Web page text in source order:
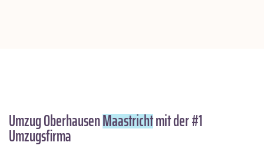
Umzug OberhausenMaastrichtmit der #1
Umzugsfirma